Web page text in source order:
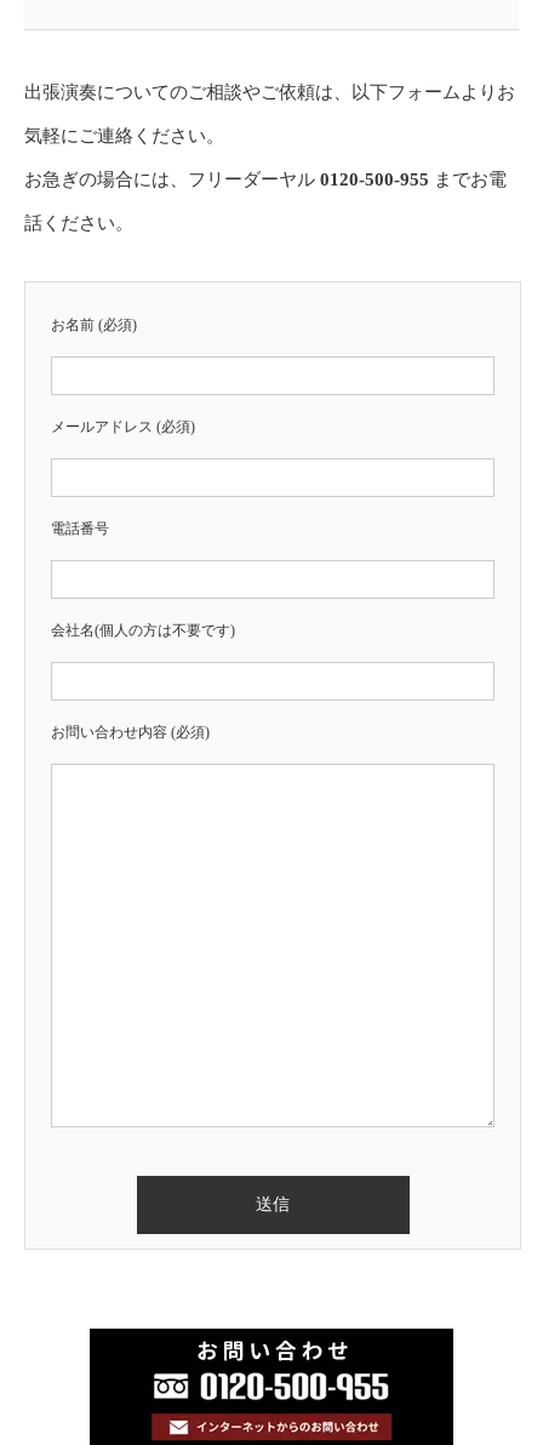
出張演奏についてのご相談やご依頼は、以下フォームよりお
気軽にご連絡ください。
お急ぎの場合には、フリーダーヤル 0120-500-955 までお電
話ください。
お名前 (必須)
メールアドレス (必須)
電話番号
会社名(個人の方は不要です)
お問い合わせ内容 (必須)